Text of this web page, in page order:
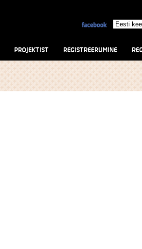
PROJEKTIST REGISTREERUMINE